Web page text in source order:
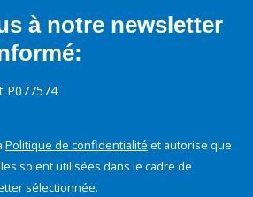
à notre newsletter
P077574
Politique de confidentialité et autorise que
soient utilisées dans le cadre de
sélectionnée.